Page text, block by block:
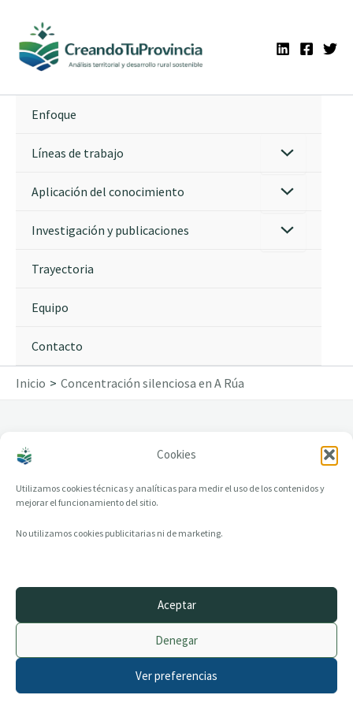
Cookies
Utilizamos cookies técnicas y analíticas para medir el uso de los contenidos y
mejorar el funcionamiento del sitio.
No utilizamos cookies publicitarias ni de marketing.
Aceptar
Denegar
Ver preferencias
contenido
Enfoque
Líneas de trabajo
Aplicación del conocimiento
Investigación y publicaciones
Trayectoria
Equipo
Contacto
Inicio Concentración silenciosa en A Rúa
Concentración silenciosa en A Rúa
© 2014–2026 creandotuprovincia.es · Todos los derechos reservados
Política de Cookies
Archivo histórico